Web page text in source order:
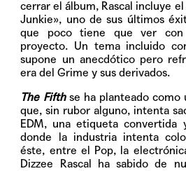
cerrar el álbum, Rascal incluye el
Junkie», uno de sus últimos
que poco tiene que ver
proyecto. Un tema incluido
supone un anecdótico pero
era del Grime y sus derivados.
The Fifthse ha planteado como
que, sin rubor alguno, intenta
EDM, una etiqueta convertida
donde la industria intenta
éste, entre el Pop, la
Dizzee Rascal ha sabido de